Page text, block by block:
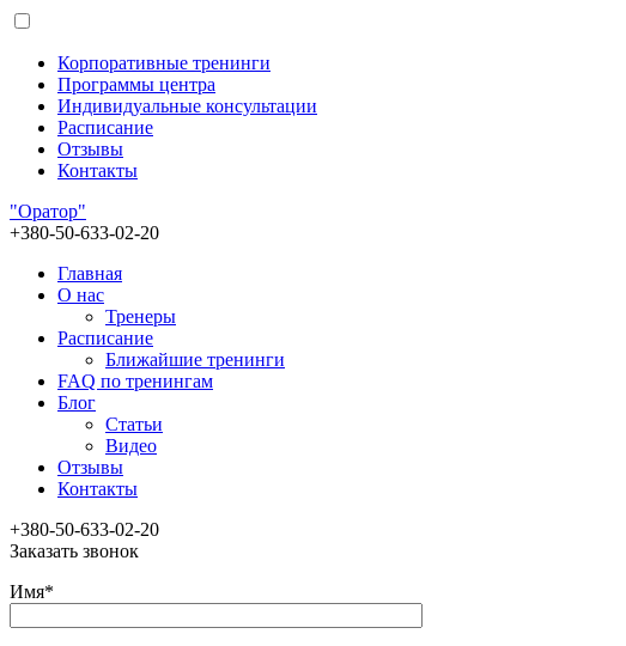
Корпоративные тренинги
Программы центра
Индивидуальные консультации
Расписание
Отзывы
Контакты
"Оратор"
+380-50-633-02-20
Главная
О нас
Тренеры
Расписание
Ближайшие тренинги
FAQ по тренингам
Блог
Статьи
Видео
Отзывы
Контакты
+380-50-633-02-20
Заказать звонок
Имя*